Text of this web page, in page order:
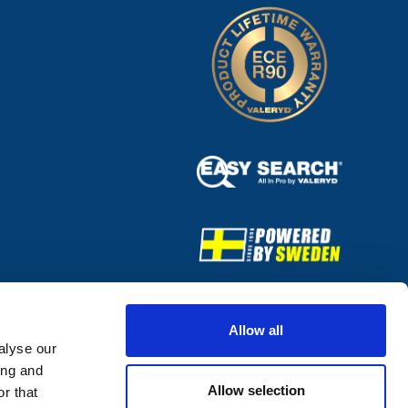
our
and
that
Allow all
Allow selection